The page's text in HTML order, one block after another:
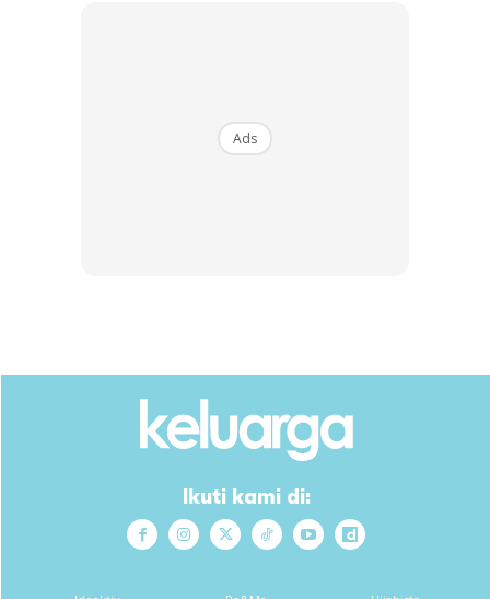
Hahaha. Bagusnya hayla, nak tya@w4w4_zainal
husband tgh shooting mcm tu.. Kite rasa sama mcm hayla tau.. Leh nangis
Ads
Ikuti kami di: